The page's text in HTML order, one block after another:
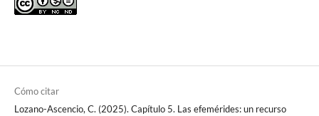
Cómo citar
Lozano-Ascencio, C. (2025). Capítulo 5. Las efemérides: un recurso